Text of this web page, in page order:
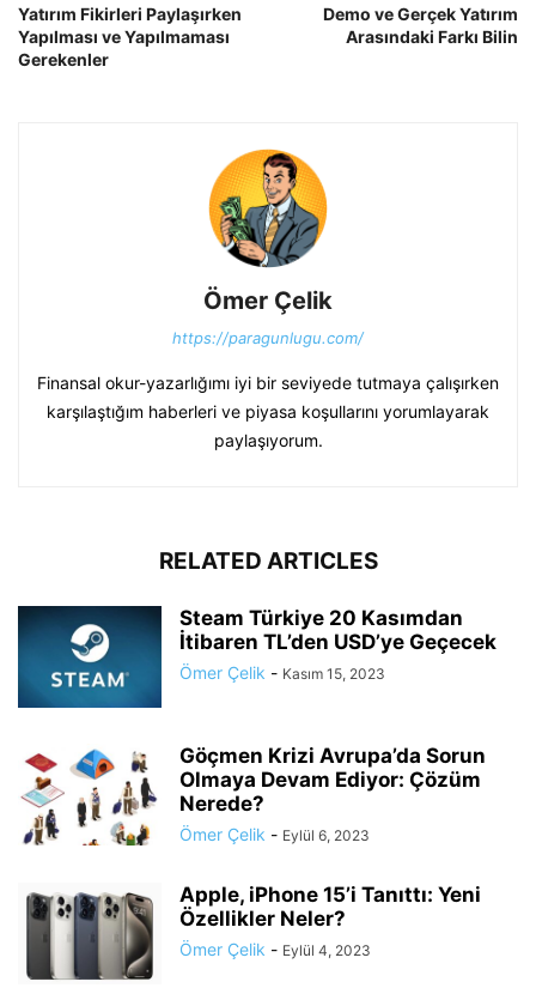
Yatırım Fikirleri Paylaşırken
Yapılması ve Yapılmaması
Gerekenler
Demo ve Gerçek Yatırım
Arasındaki Farkı Bilin
Ömer Çelik
https://paragunlugu.com/
Finansal okur-yazarlığımı iyi bir seviyede tutmaya çalışırken
karşılaştığım haberleri ve piyasa koşullarını yorumlayarak
paylaşıyorum.
RELATED ARTICLES
Steam Türkiye 20 Kasımdan
İtibaren TL’den USD’ye Geçecek
Ömer Çelik - Kasım 15, 2023
Göçmen Krizi Avrupa’da Sorun
Olmaya Devam Ediyor: Çözüm
Nerede?
Ömer Çelik - Eylül 6, 2023
Apple, iPhone 15’i Tanıttı: Yeni
Özellikler Neler?
Ömer Çelik - Eylül 4, 2023